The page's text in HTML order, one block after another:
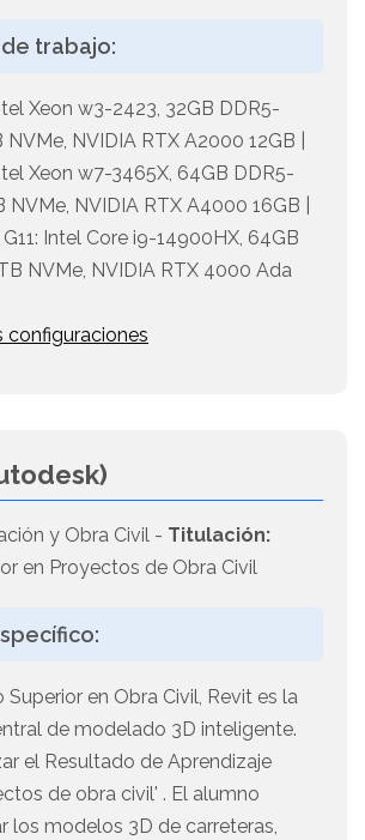
trabajo:
Xeon w3-2423, 32GB DDR5-
NVMe, NVIDIA RTX A2000 12GB |
Xeon w7-3465X, 64GB DDR5-
NVMe, NVIDIA RTX A4000 16GB |
Intel Core i9-14900HX, 64GB
NVMe, NVIDIA RTX 4000 Ada
configuraciones
y Obra Civil - Titulación:
en Proyectos de Obra Civil
Superior en Obra Civil, Revit es la
de modelado 3D inteligente.
el Resultado de Aprendizaje
de obra civil' . El alumno
los modelos 3D de carreteras,